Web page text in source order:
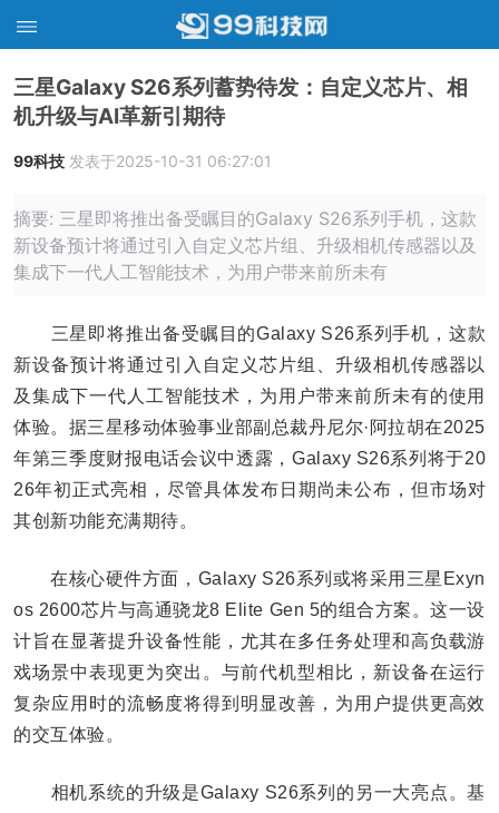
三星Galaxy S26系列蓄势待发：自定义芯片、相
机升级与AI革新引期待
99科技 发表于2025-10-31 06:27:01
摘要: 三星即将推出备受瞩目的Galaxy S26系列手机，这款
新设备预计将通过引入自定义芯片组、升级相机传感器以及
集成下一代人工智能技术，为用户带来前所未有
三星即将推出备受瞩目的Galaxy S26系列手机，这款
新设备预计将通过引入自定义芯片组、升级相机传感器以
及集成下一代人工智能技术，为用户带来前所未有的使用
体验。据三星移动体验事业部副总裁丹尼尔·阿拉胡在2025
年第三季度财报电话会议中透露，Galaxy S26系列将于20
26年初正式亮相，尽管具体发布日期尚未公布，但市场对
其创新功能充满期待。
在核心硬件方面，Galaxy S26系列或将采用三星Exyn
os 2600芯片与高通骁龙8 Elite Gen 5的组合方案。这一设
计旨在显著提升设备性能，尤其在多任务处理和高负载游
戏场景中表现更为突出。与前代机型相比，新设备在运行
复杂应用时的流畅度将得到明显改善，为用户提供更高效
的交互体验。
相机系统的升级是Galaxy S26系列的另一大亮点。基